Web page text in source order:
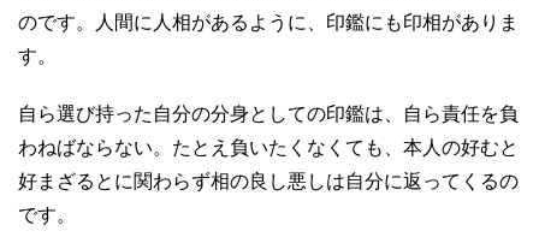
のです。人間に人相があるように、印鑑にも印相がありま
す。
自ら選び持った自分の分身としての印鑑は、自ら責任を負
わねばならない。たとえ負いたくなくても、本人の好むと
好まざるとに関わらず相の良し悪しは自分に返ってくるの
です。